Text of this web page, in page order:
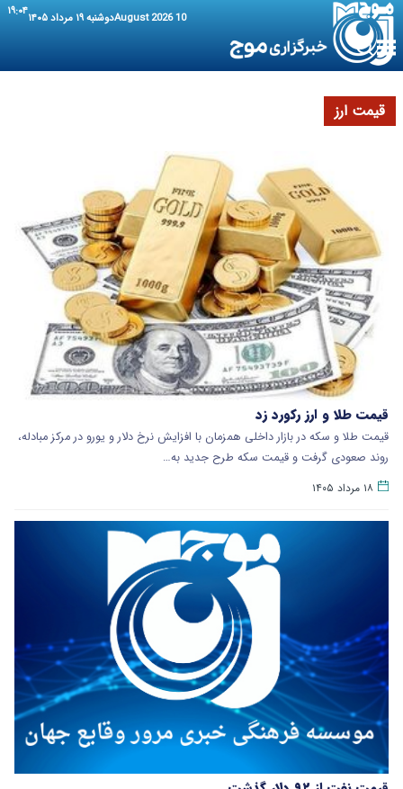
10 August 2026 دوشنبه ۱۹ مرداد ۱۴۰۵ ۱۹:۰۴
قیمت ارز
قیمت طلا و ارز رکورد زد
قیمت طلا و سکه در بازار داخلی همزمان با افزایش نرخ دلار و یورو در مرکز مبادله،
روند صعودی گرفت و قیمت سکه طرح جدید به…
۱۸ مرداد ۱۴۰۵